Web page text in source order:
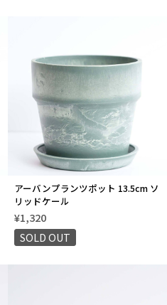
アーバンプランツポット 13.5cm ソ
リッドケール
¥1,320
SOLD OUT